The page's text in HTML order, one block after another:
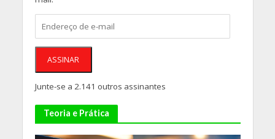
de
e-
ASSINAR
Junte-se a 2.141 outros assinantes
Teoria e Prática